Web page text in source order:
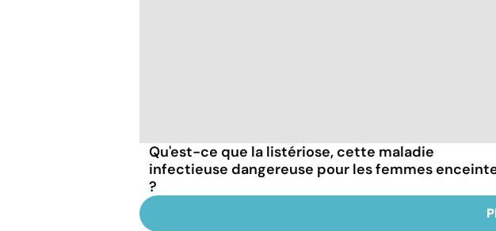
Qu'est-ce que la listériose, cette maladie
infectieuse dangereuse pour les femmes
?